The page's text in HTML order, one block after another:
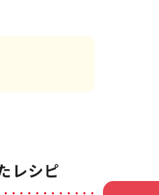
レシピ